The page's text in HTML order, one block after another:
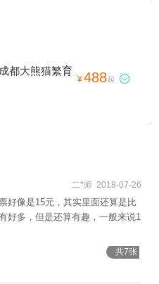
都大熊猫繁育
¥488起 
二*师 2018-07-26
好像是15元，其实里面还算是比
好多，但是还算有趣，一般来说1
共7张